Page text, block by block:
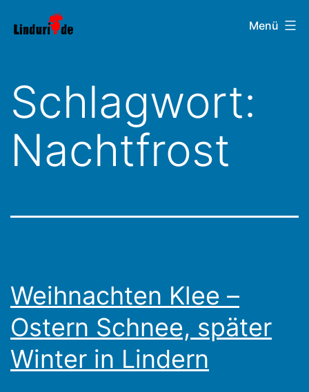
Inhalt
Linduri.de Menü
Schlagwort:
Nachtfrost
Weihnachten Klee –
Ostern Schnee, später
Winter in Lindern